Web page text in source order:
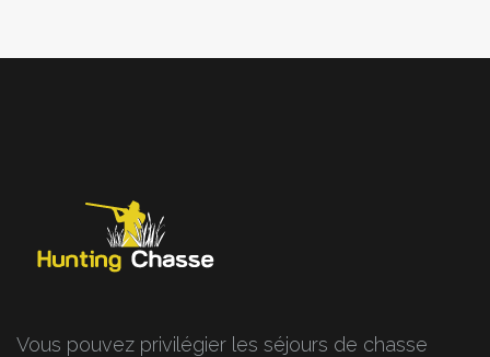
Vous pouvez privilégier les séjours de chasse